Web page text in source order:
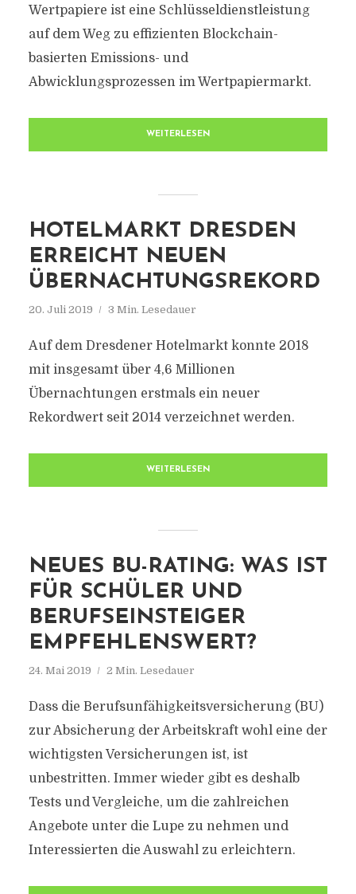
Wertpapiere ist eine Schlüsseldienstleistung
auf dem Weg zu effizienten Blockchain-
basierten Emissions- und
Abwicklungsprozessen im Wertpapiermarkt.
WEITERLESEN
HOTELMARKT DRESDEN
ERREICHT NEUEN
ÜBERNACHTUNGSREKORD
20. Juli 2019 3 Min. Lesedauer
Auf dem Dresdener Hotelmarkt konnte 2018
mit insgesamt über 4,6 Millionen
Übernachtungen erstmals ein neuer
Rekordwert seit 2014 verzeichnet werden.
WEITERLESEN
NEUES BU-RATING: WAS IST
FÜR SCHÜLER UND
BERUFSEINSTEIGER
EMPFEHLENSWERT?
24. Mai 2019 2 Min. Lesedauer
Dass die Berufsunfähigkeitsversicherung (BU)
zur Absicherung der Arbeitskraft wohl eine der
wichtigsten Versicherungen ist, ist
unbestritten. Immer wieder gibt es deshalb
Tests und Vergleiche, um die zahlreichen
Angebote unter die Lupe zu nehmen und
Interessierten die Auswahl zu erleichtern.